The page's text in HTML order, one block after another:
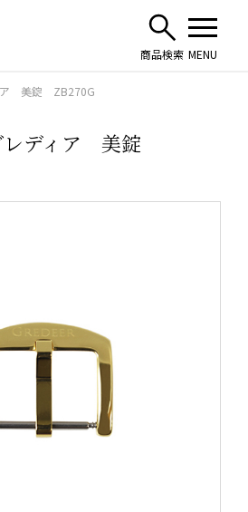
ア 美錠 ZB270G
レディア 美錠